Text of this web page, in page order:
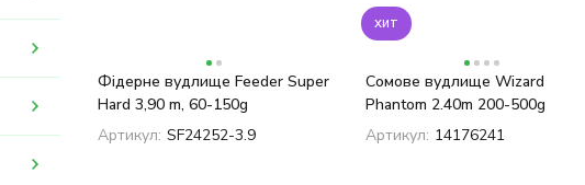
Фідерне вудлище Feeder Super
Hard 3,90 m, 60-150g
Артикул: SF24252-3.9
хит
Сомове вудлище Wizard
Phantom 2.40m 200-500g
Артикул: 14176241